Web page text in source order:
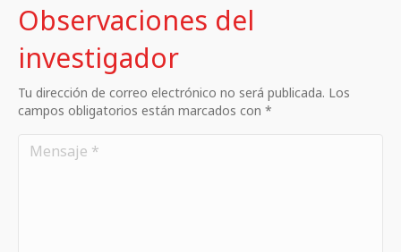
Observaciones del
investigador
Tu dirección de correo electrónico no será publicada. Los
campos obligatorios están marcados con *